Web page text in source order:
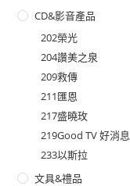
CD&影音產品
202榮光
204讚美之泉
209救傳
211匯恩
217盛曉玫
219Good TV 好消息
233以斯拉
文具&禮品